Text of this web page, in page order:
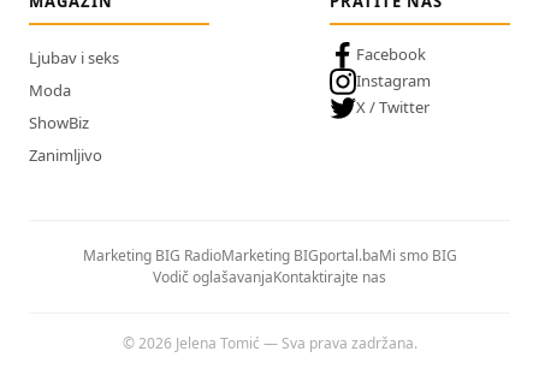
Ljubav i seks
Moda
ShowBiz
Zanimljivo
Facebook
Instagram
X / Twitter
Marketing BIG RadioMarketing BIGportal.baMi smo BIG
Vodič oglašavanjaKontaktirajte nas
© 2026 Jelena Tomić — Sva prava zadržana.